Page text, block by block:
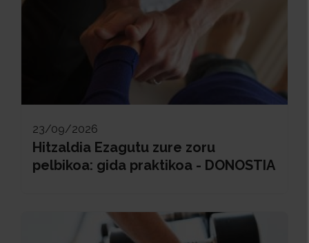
23/09/2026
Hitzaldia Ezagutu zure zoru
pelbikoa: gida praktikoa - DONOSTIA